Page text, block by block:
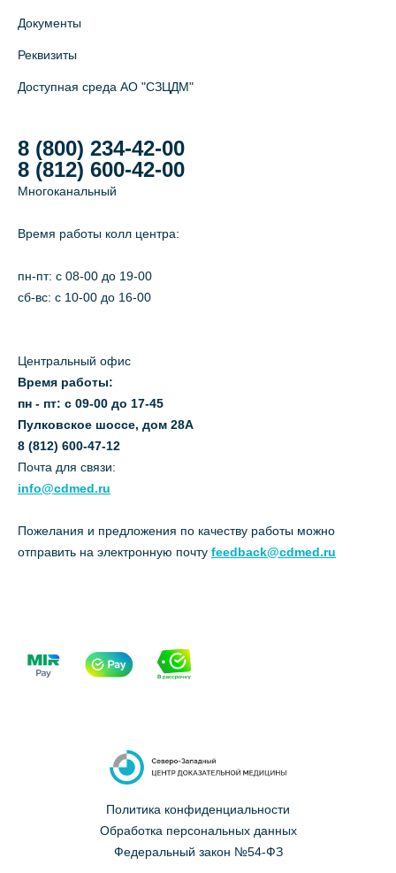
Документы
Реквизиты
Доступная среда АО "СЗЦДМ"
8 (800) 234-42-00
8 (812) 600-42-00
Многоканальный
Время работы колл центра:
пн-пт: c 08-00 до 19-00
сб-вс: с 10-00 до 16-00
Центральный офис
Время работы:
пн - пт: с 09-00 до 17-45
Пулковское шоссе, дом 28А
8 (812) 600-47-12
Почта для связи:
info@cdmed.ru
Пожелания и предложения по качеству работы можно
отправить на электронную почту feedback@cdmed.ru
Политика конфиденциальности
Обработка персональных данных
Федеральный закон №54-ФЗ